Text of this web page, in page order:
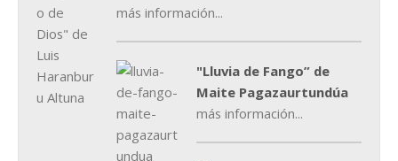
más información...
"Lluvia de Fango” de
Maite Pagazaurtundúa
más información...